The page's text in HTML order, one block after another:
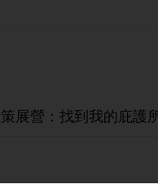
展營：找到我的庇護